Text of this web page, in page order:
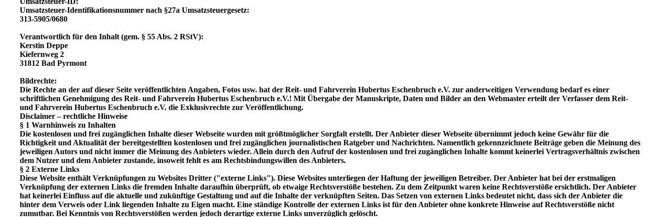
Umsatzsteuer-Identifikationsnummer nach §27a Umsatzsteuergesetz:
313-5905/0680
Verantwortlich für den Inhalt (gem. § 55 Abs. 2 RStV):
Kerstin Deppe
Kiefernweg 2
31812 Bad Pyrmont
Bildrechte:
Die Rechte an der auf dieser Seite veröffentlichten Angaben, Fotos usw. hat der Reit- und Fahrverein Hubertus Eschenbruch e.V. zur anderweitigen Verwendung bedarf es einer
schriftlichen Genehmigung des Reit- und Fahrverein Hubertus Eschenbruch e.V.! Mit Übergabe der Manuskripte, Daten und Bilder an den Webmaster erteilt der Verfasser dem Reit-
und Fahrverein Hubertus Eschenbruch e.V. die Exklusivrechte zur Veröffentlichung.
Disclaimer – rechtliche Hinweise
§ 1 Warnhinweis zu Inhalten
Die kostenlosen und frei zugänglichen Inhalte dieser Webseite wurden mit größtmöglicher Sorgfalt erstellt. Der Anbieter dieser Webseite übernimmt jedoch keine Gewähr für die
Richtigkeit und Aktualität der bereitgestellten kostenlosen und frei zugänglichen journalistischen Ratgeber und Nachrichten. Namentlich gekennzeichnete Beiträge geben die Meinung des
jeweiligen Autors und nicht immer die Meinung des Anbieters wieder. Allein durch den Aufruf der kostenlosen und frei zugänglichen Inhalte kommt keinerlei Vertragsverhältnis zwischen
dem Nutzer und dem Anbieter zustande, insoweit fehlt es am Rechtsbindungswillen des Anbieters.
§ 2 Externe Links
Diese Website enthält Verknüpfungen zu Websites Dritter ("externe Links"). Diese Websites unterliegen der Haftung der jeweiligen Betreiber. Der Anbieter hat bei der erstmaligen
Verknüpfung der externen Links die fremden Inhalte daraufhin überprüft, ob etwaige Rechtsverstöße bestehen. Zu dem Zeitpunkt waren keine Rechtsverstöße ersichtlich. Der Anbieter
hat keinerlei Einfluss auf die aktuelle und zukünftige Gestaltung und auf die Inhalte der verknüpften Seiten. Das Setzen von externen Links bedeutet nicht, dass sich der Anbieter die
hinter dem Verweis oder Link liegenden Inhalte zu Eigen macht. Eine ständige Kontrolle der externen Links ist für den Anbieter ohne konkrete Hinweise auf Rechtsverstöße nicht
zumutbar. Bei Kenntnis von Rechtsverstößen werden jedoch derartige externe Links unverzüglich gelöscht.